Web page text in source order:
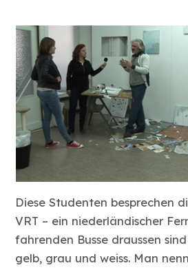
Diese Studenten besprechen
VRT – ein niederländischer
fahrenden Busse draussen
gelb, grau und weiss. Man